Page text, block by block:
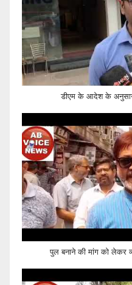
डीएम के आदेश के अनुसार
पुल बनाने की मांग को लेकर